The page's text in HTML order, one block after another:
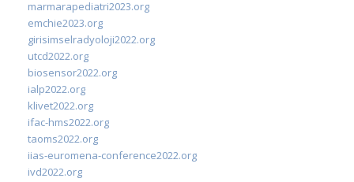
marmarapediatri2023.org
emchie2023.org
girisimselradyoloji2022.org
utcd2022.org
biosensor2022.org
ialp2022.org
klivet2022.org
ifac-hms2022.org
taoms2022.org
iias-euromena-conference2022.org
ivd2022.org